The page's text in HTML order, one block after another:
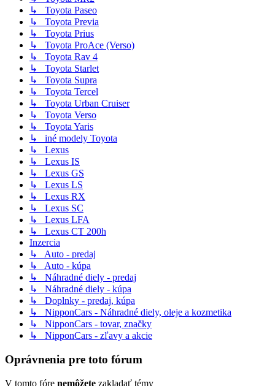
↳ Toyota Paseo
↳ Toyota Previa
↳ Toyota Prius
↳ Toyota ProAce (Verso)
↳ Toyota Rav 4
↳ Toyota Starlet
↳ Toyota Supra
↳ Toyota Tercel
↳ Toyota Urban Cruiser
↳ Toyota Verso
↳ Toyota Yaris
↳ iné modely Toyota
↳ Lexus
↳ Lexus IS
↳ Lexus GS
↳ Lexus LS
↳ Lexus RX
↳ Lexus SC
↳ Lexus LFA
↳ Lexus CT 200h
Inzercia
↳ Auto - predaj
↳ Auto - kúpa
↳ Náhradné diely - predaj
↳ Náhradné diely - kúpa
↳ Doplnky - predaj, kúpa
↳ NipponCars - Náhradné diely, oleje a kozmetika
↳ NipponCars - tovar, značky
↳ NipponCars - zľavy a akcie
Oprávnenia pre toto fórum
V tomto fóre nemôžete zakladať témy